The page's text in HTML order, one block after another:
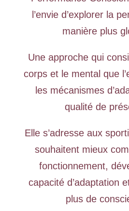
l’envie d’explorer la
manière plus
Une approche qui
corps et le mental que
les mécanismes
qualité de
Elle s’adresse aux
souhaitent mieux
fonctionnement,
capacité d’adaptation
plus de